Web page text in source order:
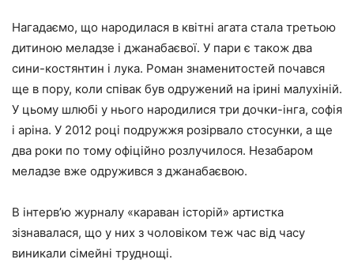
Нагадаємо, що народилася в квітні агата стала третьою
дитиною меладзе і джанабаєвої. У пари є також два
сини-костянтин і лука. Роман знаменитостей почався
ще в пору, коли співак був одружений на ірині малухіній.
У цьому шлюбі у нього народилися три дочки-інга, софія
і аріна. У 2012 році подружжя розірвало стосунки, а ще
два роки по тому офіційно розлучилося. Незабаром
меладзе вже одружився з джанабаєвою.
В інтерв’ю журналу «караван історій» артистка
зізнавалася, що у них з чоловіком теж час від часу
виникали сімейні труднощі.